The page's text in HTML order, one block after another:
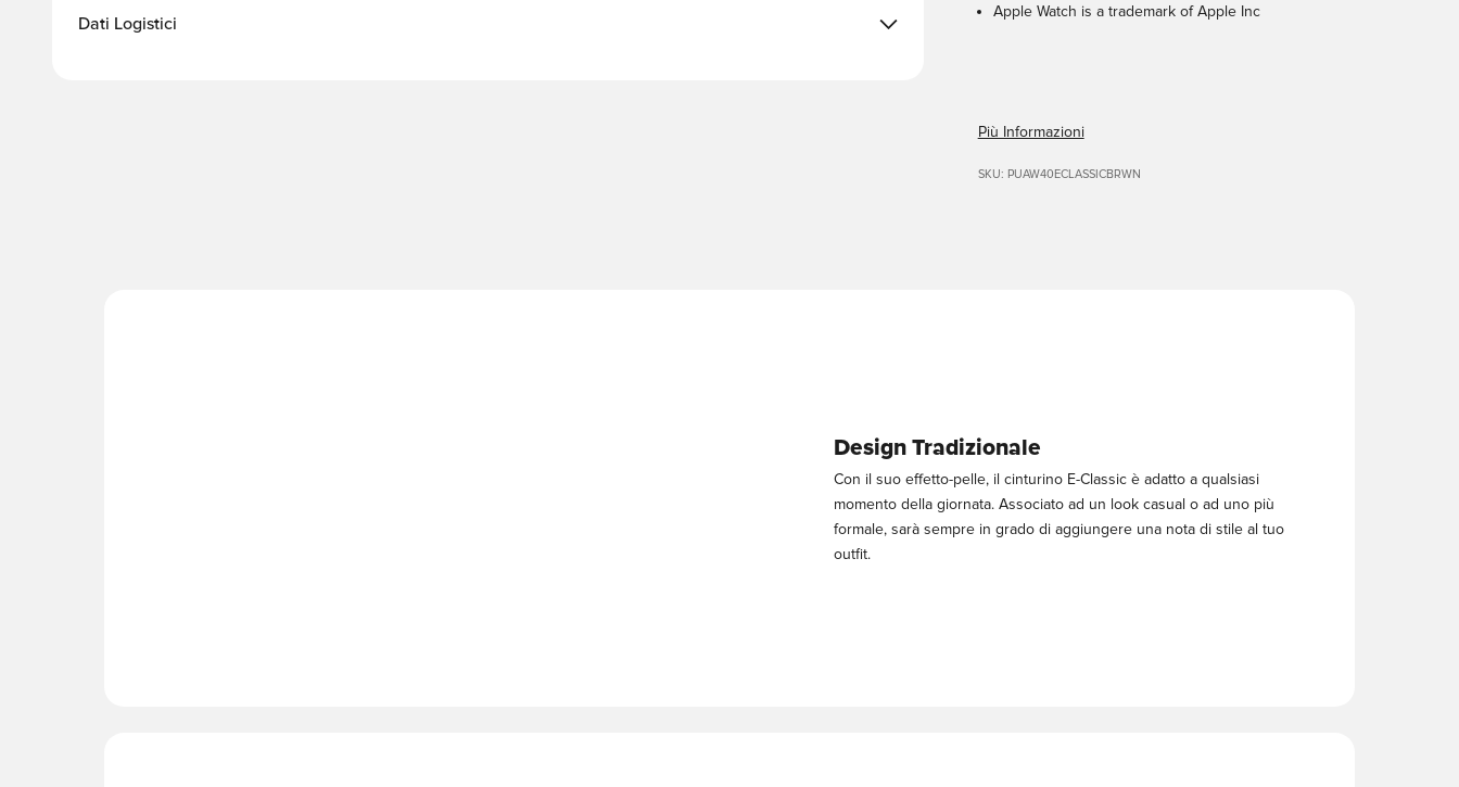
Apple Watch is a trademark of Apple Inc
Più Informazioni
SKU: PUAW40ECLASSICBRWN
Dati Logistici
Design Tradizionale
Con il suo effetto-pelle, il cinturino E-Classic è adatto a qualsiasi
momento della giornata. Associato ad un look casual o ad uno più
formale, sarà sempre in grado di aggiungere una nota di stile al tuo
outfit.